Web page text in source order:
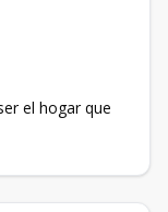
el hogar que